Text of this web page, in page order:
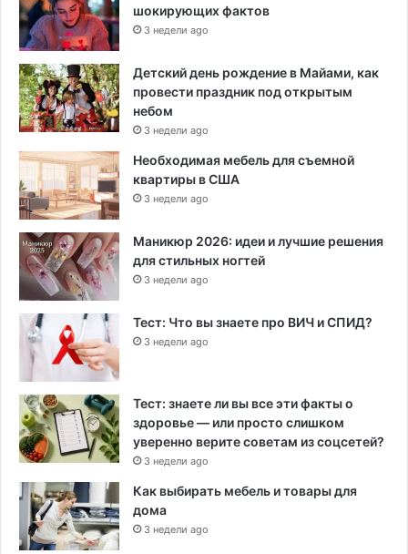
шокирующих фактов
3 недели ago
Детский день рождение в Майами, как
провести праздник под открытым
небом
3 недели ago
Необходимая мебель для съемной
квартиры в США
3 недели ago
Маникюр 2026: идеи и лучшие решения
для стильных ногтей
3 недели ago
Тест: Что вы знаете про ВИЧ и СПИД?
3 недели ago
Тест: знаете ли вы все эти факты о
здоровье — или просто слишком
уверенно верите советам из соцсетей?
3 недели ago
Как выбирать мебель и товары для
дома
3 недели ago